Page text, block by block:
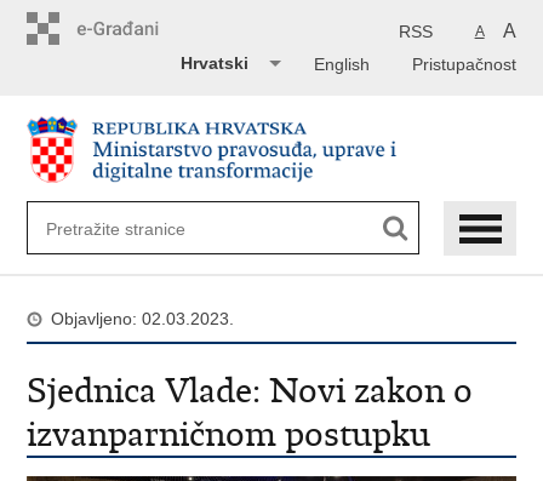
A A
RSS
Pristupačnost
English
Hrvatski
Objavljeno: 02.03.2023.
Sjednica Vlade: Novi zakon o
izvanparničnom postupku